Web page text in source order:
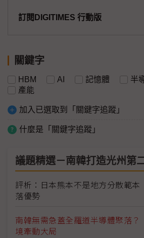
訂閱DIGITIMES 行動版
關鍵字
HBM AI 記憶體 半
產能
加入已選取到「關鍵字追蹤」
什麼是「關鍵字追蹤」
議題精選－南韓打造光州第
評析：日本熊本不是地方分散範
落優勢
南韓無需急蓋全羅道半導體聚落
境牽動大局